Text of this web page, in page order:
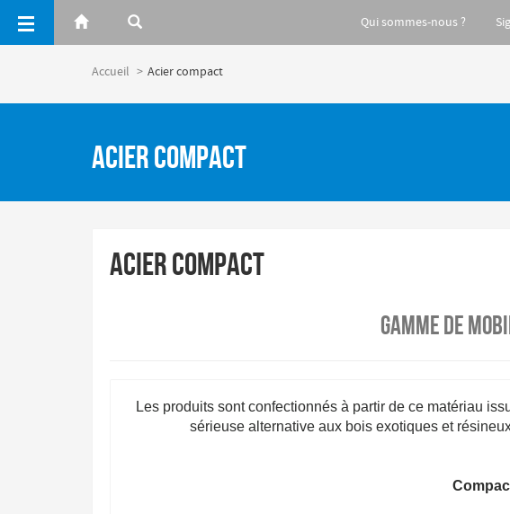
Qui sommes-nous ?
Accueil Acier compact
Acier compact
Acier compact
Gamme de
Les produits sont confectionnés à partir de ce matériau
sérieuse alternative aux bois exotiques et